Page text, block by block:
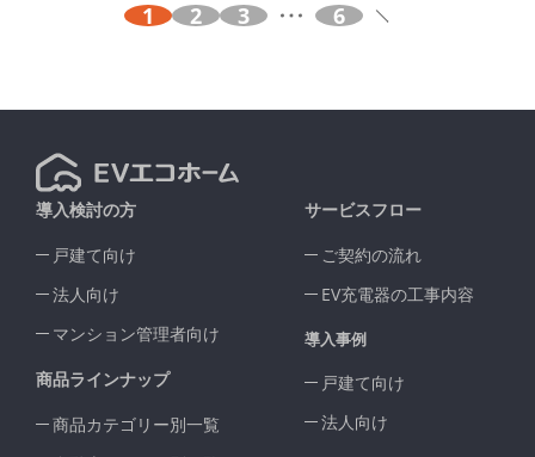
1 2 3 6
導入検討の方
戸建て向け
法人向け
マンション管理者向け
商品ラインナップ
商品カテゴリー別一覧
サービスフロー
ご契約の流れ
EV充電器の工事内容
導入事例
戸建て向け
法人向け